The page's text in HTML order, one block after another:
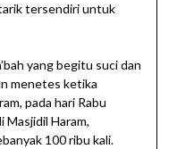
tersendiri untuk
yang begitu suci dan
menetes ketika
pada hari Rabu
Masjidil Haram,
100 ribu kali.